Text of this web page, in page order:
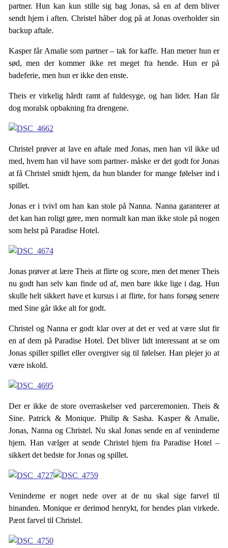
partner. Hun kan kun stille sig bag Jonas, så en af dem bliver
sendt hjem i aften. Christel håber dog på at Jonas overholder sin
backup aftale.
Kasper får Amalie som partner – tak for kaffe. Han mener hun er
sød, men der kommer ikke ret meget fra hende. Hun er på
badeferie, men hun er ikke den enste.
Theis er virkelig hårdt ramt af fuldesyge, og han lider. Han får
dog moralsk opbakning fra drengene.
Christel prøver at lave en aftale med Jonas, men han vil ikke ud
med, hvem han vil have som partner- måske er det godt for Jonas
at få Christel smidt hjem, da hun blander for mange følelser ind i
spillet.
Jonas er i tvivl om han kan stole på Nanna. Nanna garanterer at
det kan han roligt gøre, men normalt kan man ikke stole på nogen
som helst på Paradise Hotel.
Jonas prøver at lære Theis at flirte og score, men det mener Theis
nu godt han selv kan finde ud af, men bare ikke lige i dag. Hun
skulle helt sikkert have et kursus i at flirte, for hans forsøg senere
med Sine går ikke alt for godt.
Christel og Nanna er godt klar over at det er ved at være slut fir
en af dem på Paradise Hotel. Det bliver lidt interessant at se om
Jonas spiller spillet eller overgiver sig til følelser. Han plejer jo at
være iskold.
Der er ikke de store overraskelser ved parceremonien. Theis &
Sine. Patrick & Monique. Philip & Sasha. Kasper & Amalie,
Jonas, Nanna og Christel. Nu skal Jonas sende en af veninderne
hjem. Han vælger at sende Christel hjem fra Paradise Hotel –
sikkert det bedste for Jonas og spillet.
Veninderne er noget nede over at de nu skal sige farvel til
hinanden. Monique er derimod henrykt, for hendes plan virkede.
Pænt farvel til Christel.